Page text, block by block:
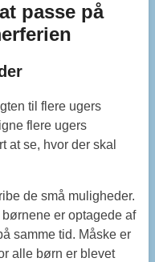
passe på
til flere ugers
flere ugers
se, hvor der skal
de små muligheder.
er optagede af
samme tid. Måske er
alle børn er blevet